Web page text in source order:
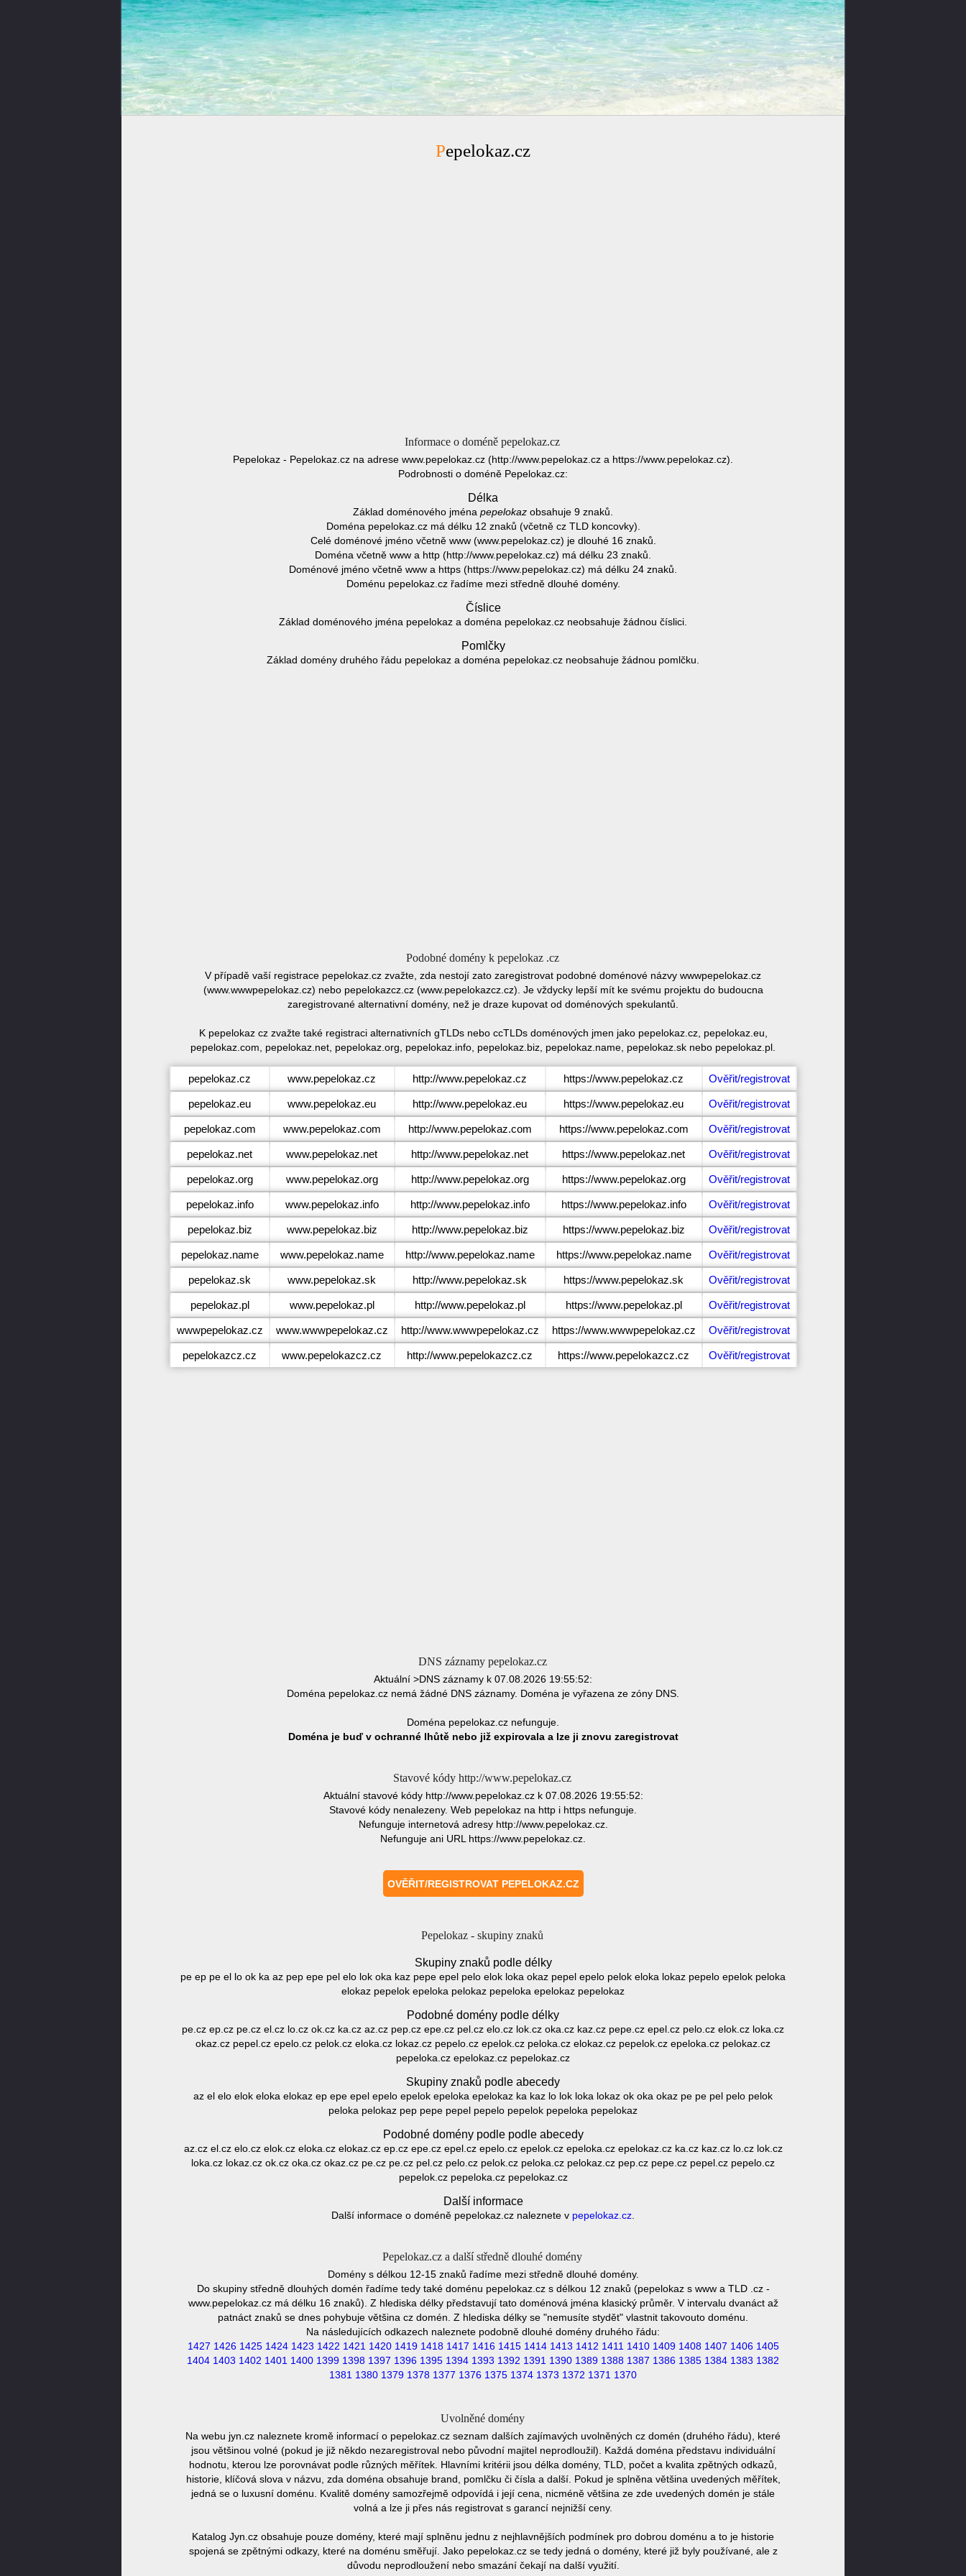
Pepelokaz.cz
Informace o doméně pepelokaz.cz
Pepelokaz - Pepelokaz.cz na adrese www.pepelokaz.cz (http://www.pepelokaz.cz a https://www.pepelokaz.cz).
Podrobnosti o doméně Pepelokaz.cz:
Délka
Základ doménového jména pepelokaz obsahuje 9 znaků.
Doména pepelokaz.cz má délku 12 znaků (včetně cz TLD koncovky).
Celé doménové jméno včetně www (www.pepelokaz.cz) je dlouhé 16 znaků.
Doména včetně www a http (http://www.pepelokaz.cz) má délku 23 znaků.
Doménové jméno včetně www a https (https://www.pepelokaz.cz) má délku 24 znaků.
Doménu pepelokaz.cz řadíme mezi středně dlouhé domény.
Číslice
Základ doménového jména pepelokaz a doména pepelokaz.cz neobsahuje žádnou číslici.
Pomlčky
Základ domény druhého řádu pepelokaz a doména pepelokaz.cz neobsahuje žádnou pomlčku.
Podobné domény k pepelokaz .cz
V případě vaší registrace pepelokaz.cz zvažte, zda nestojí zato zaregistrovat podobné doménové názvy wwwpepelokaz.cz
(www.wwwpepelokaz.cz) nebo pepelokazcz.cz (www.pepelokazcz.cz). Je vždycky lepší mít ke svému projektu do budoucna
zaregistrované alternativní domény, než je draze kupovat od doménových spekulantů.
K pepelokaz cz zvažte také registraci alternativních gTLDs nebo ccTLDs doménových jmen jako pepelokaz.cz, pepelokaz.eu,
pepelokaz.com, pepelokaz.net, pepelokaz.org, pepelokaz.info, pepelokaz.biz, pepelokaz.name, pepelokaz.sk nebo pepelokaz.pl.
pepelokaz.cz www.pepelokaz.cz http://www.pepelokaz.cz https://www.pepelokaz.cz Ověřit/registrovat
pepelokaz.eu www.pepelokaz.eu http://www.pepelokaz.eu https://www.pepelokaz.eu Ověřit/registrovat
pepelokaz.com www.pepelokaz.com http://www.pepelokaz.com https://www.pepelokaz.com Ověřit/registrovat
pepelokaz.net www.pepelokaz.net http://www.pepelokaz.net https://www.pepelokaz.net Ověřit/registrovat
pepelokaz.org www.pepelokaz.org http://www.pepelokaz.org https://www.pepelokaz.org Ověřit/registrovat
pepelokaz.info www.pepelokaz.info http://www.pepelokaz.info https://www.pepelokaz.info Ověřit/registrovat
pepelokaz.biz www.pepelokaz.biz http://www.pepelokaz.biz https://www.pepelokaz.biz Ověřit/registrovat
pepelokaz.name www.pepelokaz.name http://www.pepelokaz.name https://www.pepelokaz.name Ověřit/registrovat
pepelokaz.sk www.pepelokaz.sk http://www.pepelokaz.sk https://www.pepelokaz.sk Ověřit/registrovat
pepelokaz.pl www.pepelokaz.pl http://www.pepelokaz.pl https://www.pepelokaz.pl Ověřit/registrovat
wwwpepelokaz.cz www.wwwpepelokaz.cz http://www.wwwpepelokaz.cz https://www.wwwpepelokaz.cz Ověřit/registrovat
pepelokazcz.cz www.pepelokazcz.cz http://www.pepelokazcz.cz https://www.pepelokazcz.cz Ověřit/registrovat
DNS záznamy pepelokaz.cz
Aktuální >DNS záznamy k 07.08.2026 19:55:52:
Doména pepelokaz.cz nemá žádné DNS záznamy. Doména je vyřazena ze zóny DNS.
Doména pepelokaz.cz nefunguje.
Doména je buď v ochranné lhůtě nebo již expirovala a lze ji znovu zaregistrovat
Stavové kódy http://www.pepelokaz.cz
Aktuální stavové kódy http://www.pepelokaz.cz k 07.08.2026 19:55:52:
Stavové kódy nenalezeny. Web pepelokaz na http i https nefunguje.
Nefunguje internetová adresy http://www.pepelokaz.cz.
Nefunguje ani URL https://www.pepelokaz.cz.
Pepelokaz - skupiny znaků
Skupiny znaků podle délky
pe ep pe el lo ok ka az pep epe pel elo lok oka kaz pepe epel pelo elok loka okaz pepel epelo pelok eloka lokaz pepelo epelok peloka
elokaz pepelok epeloka pelokaz pepeloka epelokaz pepelokaz
Podobné domény podle délky
pe.cz ep.cz pe.cz el.cz lo.cz ok.cz ka.cz az.cz pep.cz epe.cz pel.cz elo.cz lok.cz oka.cz kaz.cz pepe.cz epel.cz pelo.cz elok.cz loka.cz
okaz.cz pepel.cz epelo.cz pelok.cz eloka.cz lokaz.cz pepelo.cz epelok.cz peloka.cz elokaz.cz pepelok.cz epeloka.cz pelokaz.cz
pepeloka.cz epelokaz.cz pepelokaz.cz
Skupiny znaků podle abecedy
az el elo elok eloka elokaz ep epe epel epelo epelok epeloka epelokaz ka kaz lo lok loka lokaz ok oka okaz pe pe pel pelo pelok
peloka pelokaz pep pepe pepel pepelo pepelok pepeloka pepelokaz
Podobné domény podle podle abecedy
az.cz el.cz elo.cz elok.cz eloka.cz elokaz.cz ep.cz epe.cz epel.cz epelo.cz epelok.cz epeloka.cz epelokaz.cz ka.cz kaz.cz lo.cz lok.cz
loka.cz lokaz.cz ok.cz oka.cz okaz.cz pe.cz pe.cz pel.cz pelo.cz pelok.cz peloka.cz pelokaz.cz pep.cz pepe.cz pepel.cz pepelo.cz
pepelok.cz pepeloka.cz pepelokaz.cz
Další informace
Další informace o doméně pepelokaz.cz naleznete v pepelokaz.cz
Pepelokaz.cz a další středně dlouhé domény
Domény s délkou 12-15 znaků řadíme mezi středně dlouhé domény.
Do skupiny středně dlouhých domén řadíme tedy také doménu pepelokaz.cz s délkou 12 znaků (pepelokaz s www a TLD .cz -
www.pepelokaz.cz má délku 16 znaků). Z hlediska délky představují tato doménová jména klasický průměr. V intervalu dvanáct až
patnáct znaků se dnes pohybuje většina cz domén. Z hlediska délky se "nemusíte stydět" vlastnit takovouto doménu.
Na následujících odkazech naleznete podobně dlouhé domény druhého řádu:
1427 1426 1425 1424 1423 1422 1421 1420 1419 1418 1417 1416 1415 1414 1413 1412 1411 1410 1409 1408 1407 1406 1405
1404 1403 1402 1401 1400 1399 1398 1397 1396 1395 1394 1393 1392 1391 1390 1389 1388 1387 1386 1385 1384 1383 1382
1381 1380 1379 1378 1377 1376 1375 1374 1373 1372 1371 1370
Uvolněné domény
Na webu jyn.cz naleznete kromě informací o pepelokaz.cz seznam dalších zajímavých uvolněných cz domén (druhého řádu), které
jsou většinou volné (pokud je již někdo nezaregistroval nebo původní majitel neprodloužil). Každá doména představu individuální
hodnotu, kterou lze porovnávat podle různých měřítek. Hlavními kritérii jsou délka domény, TLD, počet a kvalita zpětných odkazů,
historie, klíčová slova v názvu, zda doména obsahuje brand, pomlčku či čísla a další. Pokud je splněna většina uvedených měřítek,
jedná se o luxusní doménu. Kvalitě domény samozřejmě odpovídá i její cena, nicméně většina ze zde uvedených domén je stále
volná a lze ji přes nás registrovat s garancí nejnižší ceny.
Katalog Jyn.cz obsahuje pouze domény, které mají splněnu jednu z nejhlavnějších podmínek pro dobrou doménu a to je historie
spojená se zpětnými odkazy, které na doménu směřují. Jako pepelokaz.cz se tedy jedná o domény, které již byly používané, ale z
důvodu neprodloužení nebo smazání čekají na další využití.